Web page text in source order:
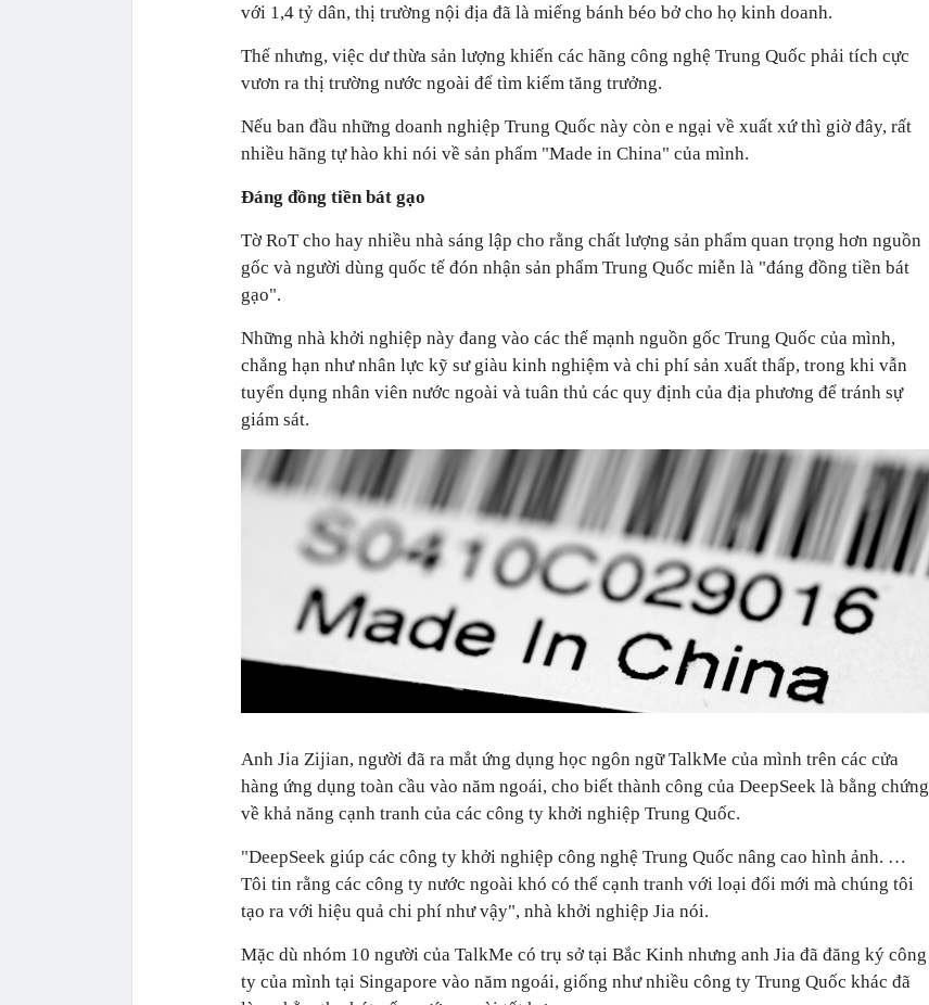
với 1,4 tỷ dân, thị trường nội địa đã là miếng bánh béo bở cho họ kinh doanh.
Thế nhưng, việc dư thừa sản lượng khiến các hãng công nghệ Trung Quốc phải tích cực
vươn ra thị trường nước ngoài để tìm kiếm tăng trưởng.
Nếu ban đầu những doanh nghiệp Trung Quốc này còn e ngại về xuất xứ thì giờ đây, rất
nhiều hãng tự hào khi nói về sản phẩm "Made in China" của mình.
Đáng đồng tiền bát gạo
Tờ RoT cho hay nhiều nhà sáng lập cho rằng chất lượng sản phẩm quan trọng hơn nguồn
gốc và người dùng quốc tế đón nhận sản phẩm Trung Quốc miễn là "đáng đồng tiền bát
gạo".
Những nhà khởi nghiệp này đang vào các thế mạnh nguồn gốc Trung Quốc của mình,
chẳng hạn như nhân lực kỹ sư giàu kinh nghiệm và chi phí sản xuất thấp, trong khi vẫn
tuyển dụng nhân viên nước ngoài và tuân thủ các quy định của địa phương để tránh sự
giám sát.
Anh Jia Zijian, người đã ra mắt ứng dụng học ngôn ngữ TalkMe của mình trên các cửa
hàng ứng dụng toàn cầu vào năm ngoái, cho biết thành công của DeepSeek là bằng chứng
về khả năng cạnh tranh của các công ty khởi nghiệp Trung Quốc.
"DeepSeek giúp các công ty khởi nghiệp công nghệ Trung Quốc nâng cao hình ảnh. …
Tôi tin rằng các công ty nước ngoài khó có thể cạnh tranh với loại đổi mới mà chúng tôi
tạo ra với hiệu quả chi phí như vậy", nhà khởi nghiệp Jia nói.
Mặc dù nhóm 10 người của TalkMe có trụ sở tại Bắc Kinh nhưng anh Jia đã đăng ký công
ty của mình tại Singapore vào năm ngoái, giống như nhiều công ty Trung Quốc khác đã